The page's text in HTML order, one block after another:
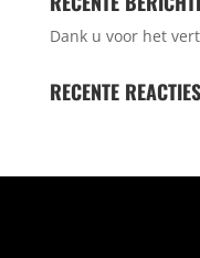
Dank u voor het
RECENTE REACTIES